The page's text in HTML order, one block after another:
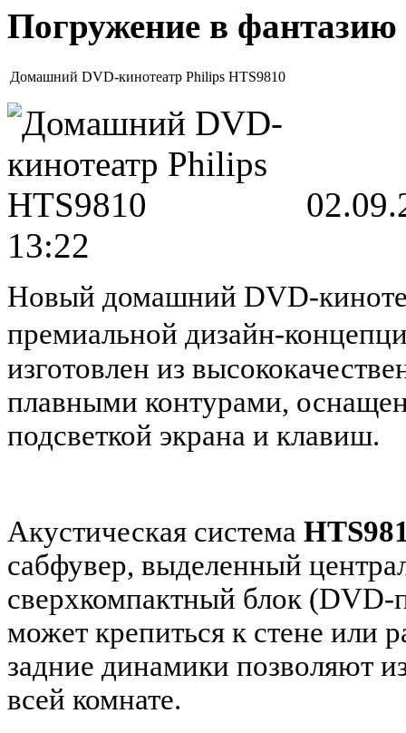
Погружение в фантазию
Домашний DVD-кинотеатр Philips HTS9810
13:22
Новый домашний DVD-
премиальной дизайн-
изготовлен из
плавными контурами,
подсветкой экрана и клавиш.
Акустическая система
сабфувер, выделенный
сверхкомпактный блок (DVD-
может крепиться к стене или
задние динамики позволяют
всей комнате.